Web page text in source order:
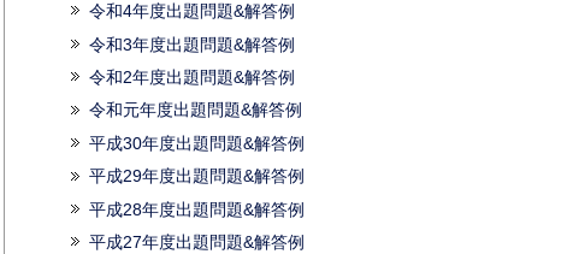
令和4年度出題問題&解答例
令和3年度出題問題&解答例
令和2年度出題問題&解答例
令和元年度出題問題&解答例
平成30年度出題問題&解答例
平成29年度出題問題&解答例
平成28年度出題問題&解答例
平成27年度出題問題&解答例